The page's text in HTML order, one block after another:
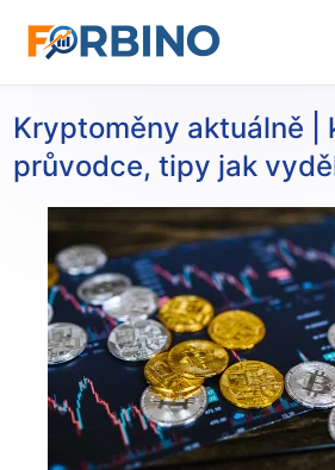
Kryptoměny aktuálně |
průvodce, tipy jak